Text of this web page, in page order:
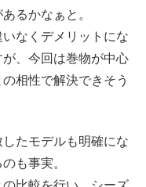
るかなぁと。
なくデメリットにな
、今回は巻物が中心
相性で解決できそう
たモデルも明確にな
も事実。